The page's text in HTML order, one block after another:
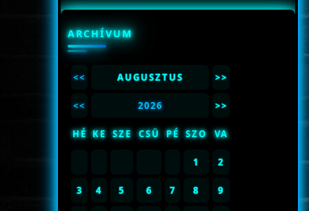
ARCHÍVUM
<< AUGUSZTUS >>
<< 2026 >>
HÉ KE SZE CSÜ PÉ SZO VA
1 2
3 4 5 6 7 8 9